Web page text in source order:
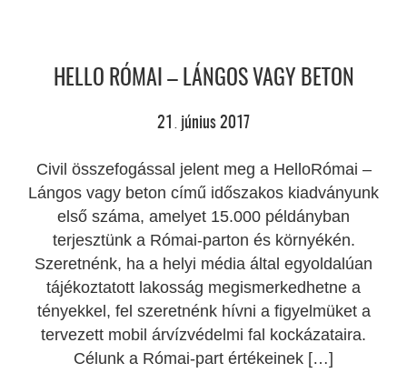
HELLO RÓMAI – LÁNGOS VAGY BETON
21 . június 2017
Civil összefogással jelent meg a HelloRómai –
Lángos vagy beton című időszakos kiadványunk
első száma, amelyet 15.000 példányban
terjesztünk a Római-parton és környékén.
Szeretnénk, ha a helyi média által egyoldalúan
tájékoztatott lakosság megismerkedhetne a
tényekkel, fel szeretnénk hívni a figyelmüket a
tervezett mobil árvízvédelmi fal kockázataira.
Célunk a Római-part értékeinek […]